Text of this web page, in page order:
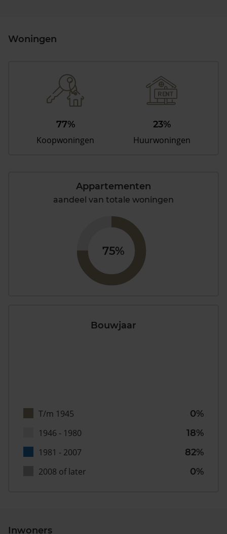
Woningen
77%
Koopwoningen
23%
Huurwoningen
Appartementen
aandeel van totale woningen
75%
Bouwjaar
T/m 1945
0%
1946 - 1980
18%
1981 - 2007
82%
2008 of later
0%
Inwoners